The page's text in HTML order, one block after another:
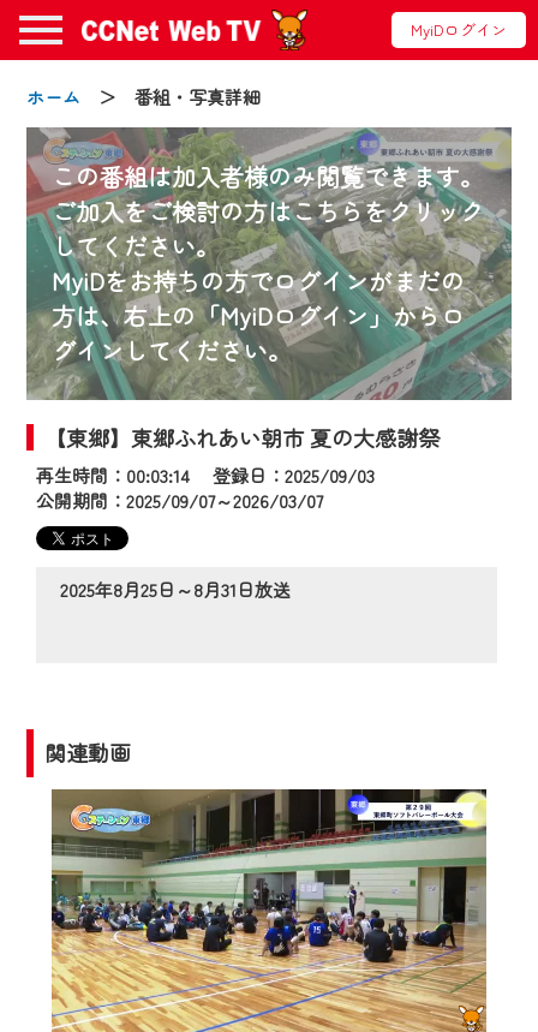
MyiDログイン
ホーム ＞ 番組・写真詳細
この番組は加入者様のみ閲覧できます。
ご加入をご検討の方はこちらをクリック
してください。
MyiDをお持ちの方でログインがまだの
方は、右上の「MyiDログイン」からロ
グインしてください。
【東郷】東郷ふれあい朝市 夏の大感謝祭
再生時間：00:03:14 登録日：2025/09/03
公開期間：2025/09/07～2026/03/07
2025年8月25日～8月31日放送
関連動画
お知らせ
2024/09/02
動画配信サービス『CCNet Web TV』は2024
年9月24日からリニューアルします！
【変更点】
◆デザイン変更により、お住まいの地域
の動画コンテンツが一目瞭然。
◆当社アプリやＰＣブラウザから、いつ
でも・どこでも・外出先でも！
2024年9月24日からはご加入者様へのサー
ビス向上のため、
『CCNet Web TV』を利用いただくには、
一部コンテンツを除き、
CCNetサービスへの加入と『CCNetマイ
ページ※』へのログインが必要となりま
す。
何卒、ご理解ご了承の程よろしくお願い
いたします。